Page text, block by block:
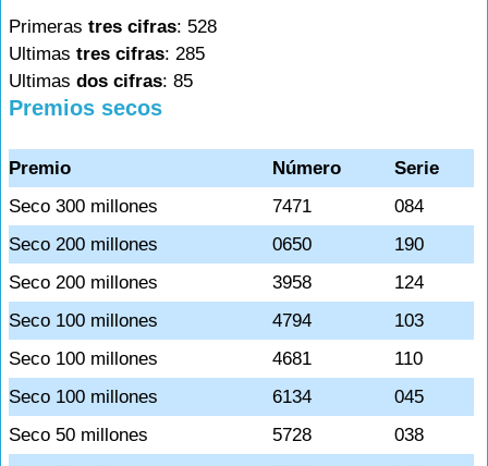
Primeras tres cifras: 528
Ultimas tres cifras: 285
Ultimas dos cifras: 85
Premios secos
Premio Número
Serie
Seco 300 millones
7471
084
Seco 200 millones
0650
190
Seco 200 millones
3958
124
Seco 100 millones
4794
103
Seco 100 millones
4681
110
Seco 100 millones
6134
045
Seco 50 millones
5728
038